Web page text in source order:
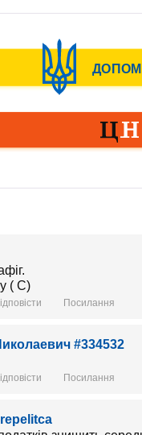
( С)
Посилання
#334532
Посилання